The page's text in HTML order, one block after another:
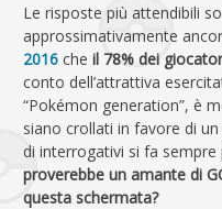
Le risposte più attendibili
approssimativamente
2016 che il 78% dei
conto dell’attrattiva
“Pokémon generation”, è
siano crollati in favore di
di interrogativi si fa
proverebbe un amante di
questa schermata?